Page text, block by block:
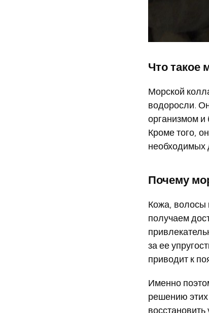
Что такое
Морской
водоросли.
организмом и
Кроме того,
необходимых
Почему
Кожа, волосы
получаем
за ее
приводит к
Именно
решению этих